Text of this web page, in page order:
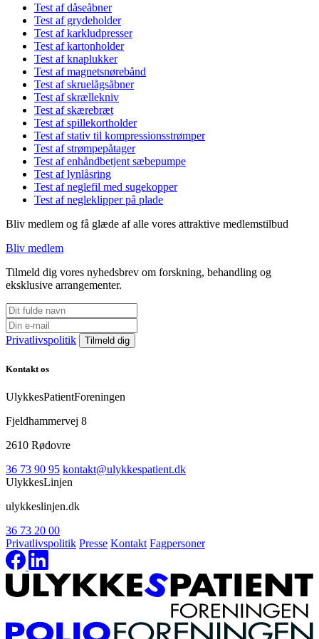
Test af dåseåbner
Test af grydeholder
Test af karkludpresser
Test af kartonholder
Test af knaplukker
Test af magnetsnørebånd
Test af skruelågsåbner
Test af skrællekniv
Test af skærebræt
Test af spillekortholder
Test af stativ til kompressionsstrømper
Test af strømpepåtager
Test af enhåndbetjent sæbepumpe
Test af lynlåsring
Test af neglefil med sugekopper
Test af negleklipper på plade
Bliv medlem og få glæde af alle vores attraktive medlemstilbud
Bliv medlem
Tilmeld dig vores nyhedsbrev om forskning, behandling og
eksklusive arrangementer.
Privatlivspolitik
Kontakt os
UlykkesPatientForeningen
Fjeldhammervej 8
2610 Rødovre
36 73 90 95 kontakt@ulykkespatient.dk
UlykkesLinjen
ulykkeslinjen.dk
36 73 20 00
Privatlivspolitik Presse Kontakt Fagpersoner